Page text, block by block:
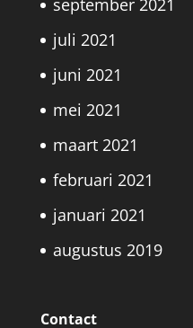
september 2021
juli 2021
juni 2021
mei 2021
maart 2021
februari 2021
januari 2021
augustus 2019
Contact